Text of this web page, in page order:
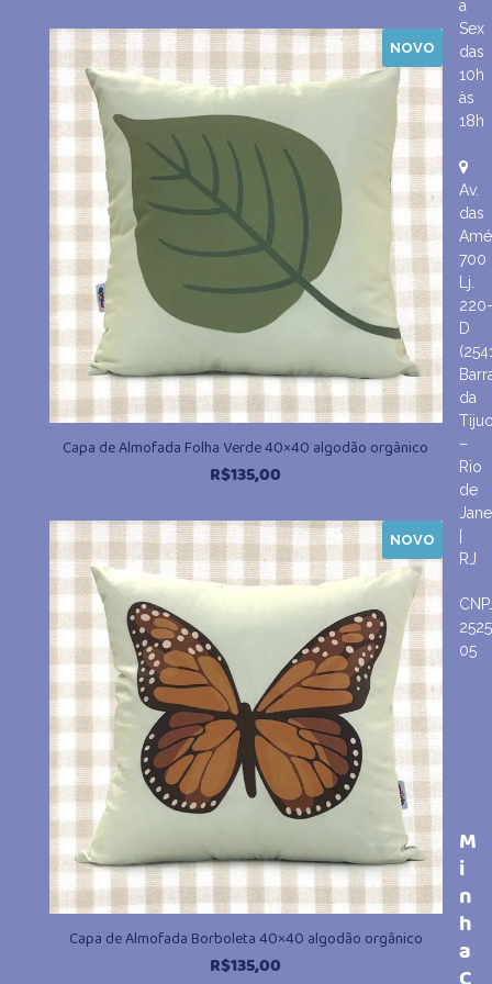
NOVO
Capa de Almofada Folha Verde 40×40 algodão orgânico
R$135,00
NOVO
Capa de Almofada Borboleta 40×40 algodão orgânico
R$135,00
a
Sex
das
10h
às
18h
Av.
das
700
Lj.
D
da
–
Rio
de
RJ
05
M
i
n
h
a